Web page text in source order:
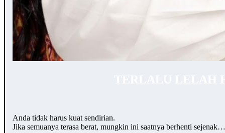
Anda tidak harus kuat sendirian.
Jika semuanya terasa berat, mungkin ini saatnya berhenti